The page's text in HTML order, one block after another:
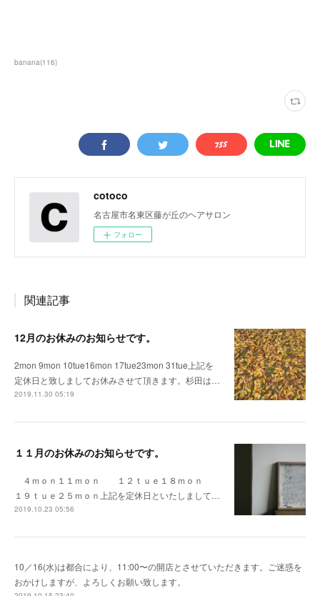
banana(116)
cotoco
名古屋市名東区藤が丘のヘアサロン
フォロー
関連記事
12月のお休みのお知らせです。
2mon 9mon 10tue16mon 17tue23mon 31tue上記を
定休日と致しましてお休みさせて頂きます。杉田は…
2019.11.30 05:19
１１月のお休みのお知らせです。
４ｍｏｎ１１ｍｏｎ １２ｔｕｅ１８ｍｏｎ
１９ｔｕｅ２５ｍｏｎ上記を定休日といたしまして…
2019.10.23 05:56
10／16(水)は都合により、11:00〜の開店とさせていただきます。ご迷惑を
おかけしますが、よろしくお願い致します。